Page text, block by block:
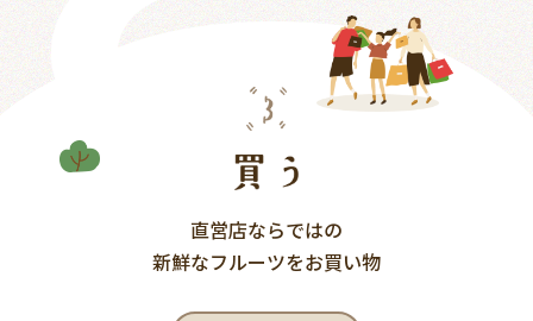
直営店ならではの
新鮮なフルーツをお買い物